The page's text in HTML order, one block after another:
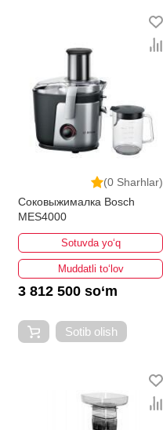
(0 Sharhlar)
Соковыжималка Bosch
MES4000
Sotuvda yo‘q
Muddatli to‘lov
3 812 500 so‘m
Sotib olish